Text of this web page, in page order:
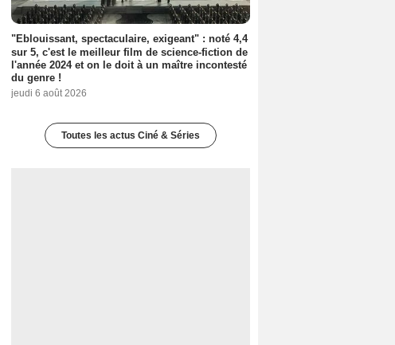
"Eblouissant, spectaculaire, exigeant" : noté 4,4
sur 5, c'est le meilleur film de science-fiction de
l'année 2024 et on le doit à un maître incontesté
du genre !
jeudi 6 août 2026
Toutes les actus Ciné & Séries